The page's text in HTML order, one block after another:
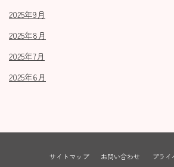
2025年9月
2025年8月
2025年7月
2025年6月
サイトマップ お問い合わせ プラ